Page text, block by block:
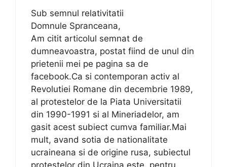
Sub semnul relativitatii
Domnule Spranceana,
Am citit articolul semnat de
dumneavoastra, postat fiind de unul din
prietenii mei pe pagina sa de
facebook.Ca si contemporan activ al
Revolutiei Romane din decembrie 1989,
al protestelor de la Piata Universitatii
din 1990-1991 si al Mineriadelor, am
gasit acest subiect cumva familiar.Mai
mult, avand sotia de nationalitate
ucraineana si de origine rusa, subiectul
protestelor din Ucraina este, pentru